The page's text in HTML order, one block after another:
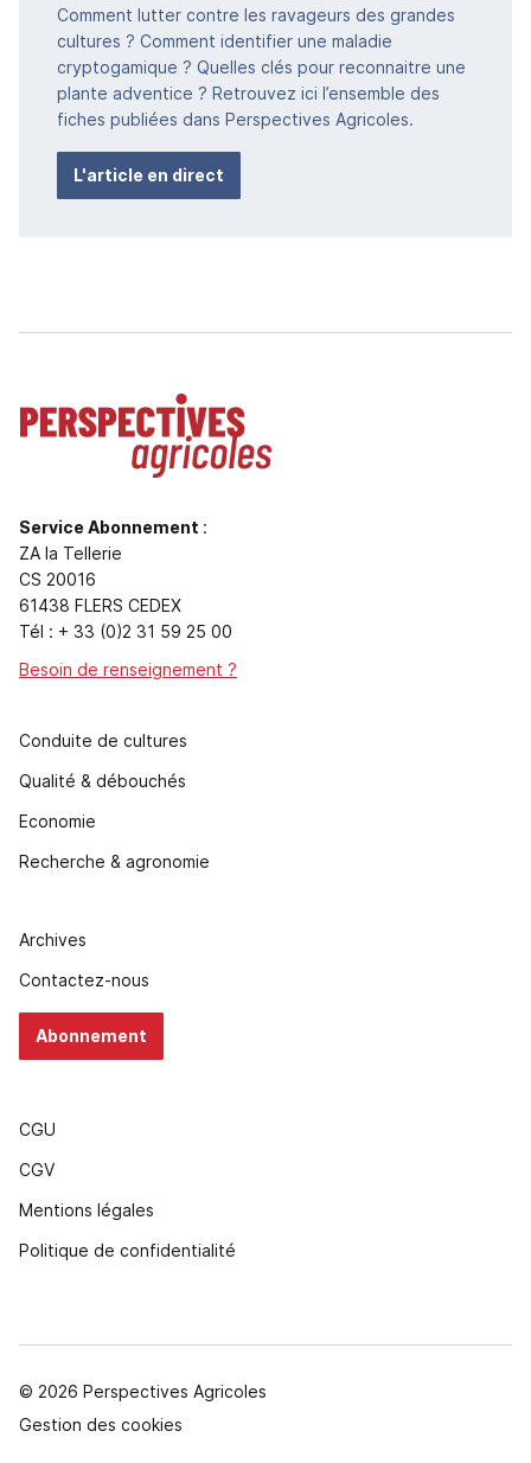
Comment lutter contre les ravageurs des grandes
cultures ? Comment identifier une maladie
cryptogamique ? Quelles clés pour reconnaitre une
plante adventice ? Retrouvez ici l’ensemble des
fiches publiées dans Perspectives Agricoles.
L'article en direct
Service Abonnement :
ZA la Tellerie
CS 20016
61438 FLERS CEDEX
Tél : + 33 (0)2 31 59 25 00
Besoin de renseignement ?
Conduite de cultures
Qualité & débouchés
Economie
Recherche & agronomie
Archives
Contactez-nous
Abonnement
CGU
CGV
Mentions légales
Politique de confidentialité
© 2026 Perspectives Agricoles
Gestion des cookies